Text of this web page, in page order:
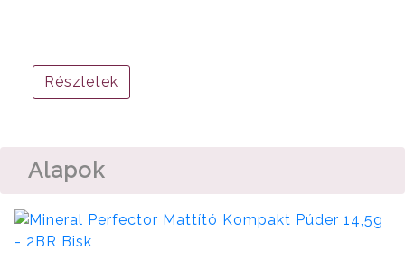
Részletek
Alapok